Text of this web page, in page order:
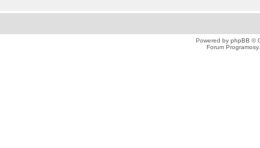
Powered by phpBB ©
Forum